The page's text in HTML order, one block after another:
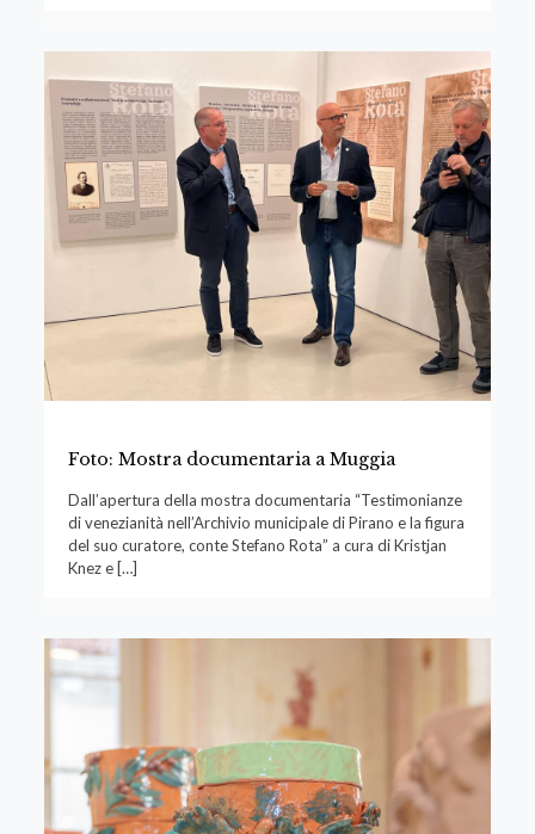
Foto: Mostra documentaria a Muggia
Dall’apertura della mostra documentaria “Testimonianze
di venezianità nell’Archivio municipale di Pirano e la figura
del suo curatore, conte Stefano Rota” a cura di Kristjan
Knez e[…]